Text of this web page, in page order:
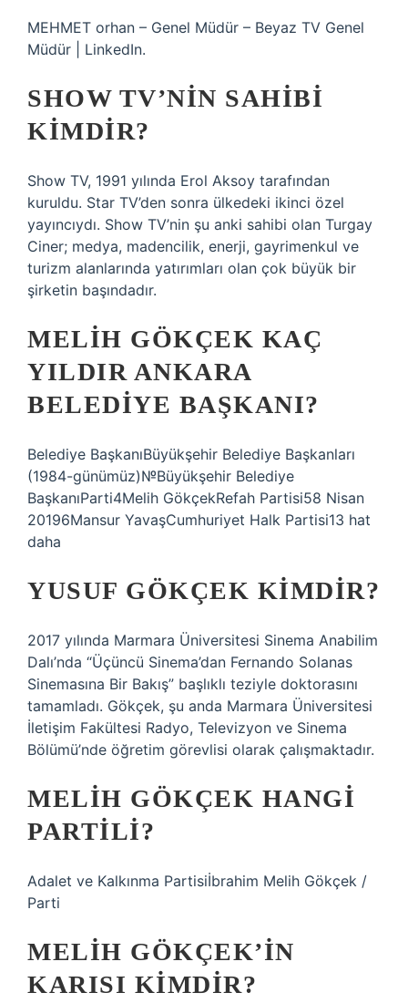
MEHMET orhan – Genel Müdür – Beyaz TV Genel
Müdür | LinkedIn.
SHOW TV’NIN SAHIBI
KIMDIR?
Show TV, 1991 yılında Erol Aksoy tarafından
kuruldu. Star TV’den sonra ülkedeki ikinci özel
yayıncıydı. Show TV’nin şu anki sahibi olan Turgay
Ciner; medya, madencilik, enerji, gayrimenkul ve
turizm alanlarında yatırımları olan çok büyük bir
şirketin başındadır.
MELIH GÖKÇEK KAÇ
YILDIR ANKARA
BELEDIYE BAŞKANI?
Belediye BaşkanıBüyükşehir Belediye Başkanları
(1984-günümüz)№Büyükşehir Belediye
BaşkanıParti4Melih GökçekRefah Partisi58 Nisan
20196Mansur YavaşCumhuriyet Halk Partisi13 hat
daha
YUSUF GÖKÇEK KIMDIR?
2017 yılında Marmara Üniversitesi Sinema Anabilim
Dalı’nda “Üçüncü Sinema’dan Fernando Solanas
Sinemasına Bir Bakış” başlıklı teziyle doktorasını
tamamladı. Gökçek, şu anda Marmara Üniversitesi
İletişim Fakültesi Radyo, Televizyon ve Sinema
Bölümü’nde öğretim görevlisi olarak çalışmaktadır.
MELIH GÖKÇEK HANGI
PARTILI?
Adalet ve Kalkınma Partisiİbrahim Melih Gökçek /
Parti
MELIH GÖKÇEK’IN
KARISI KIMDIR?